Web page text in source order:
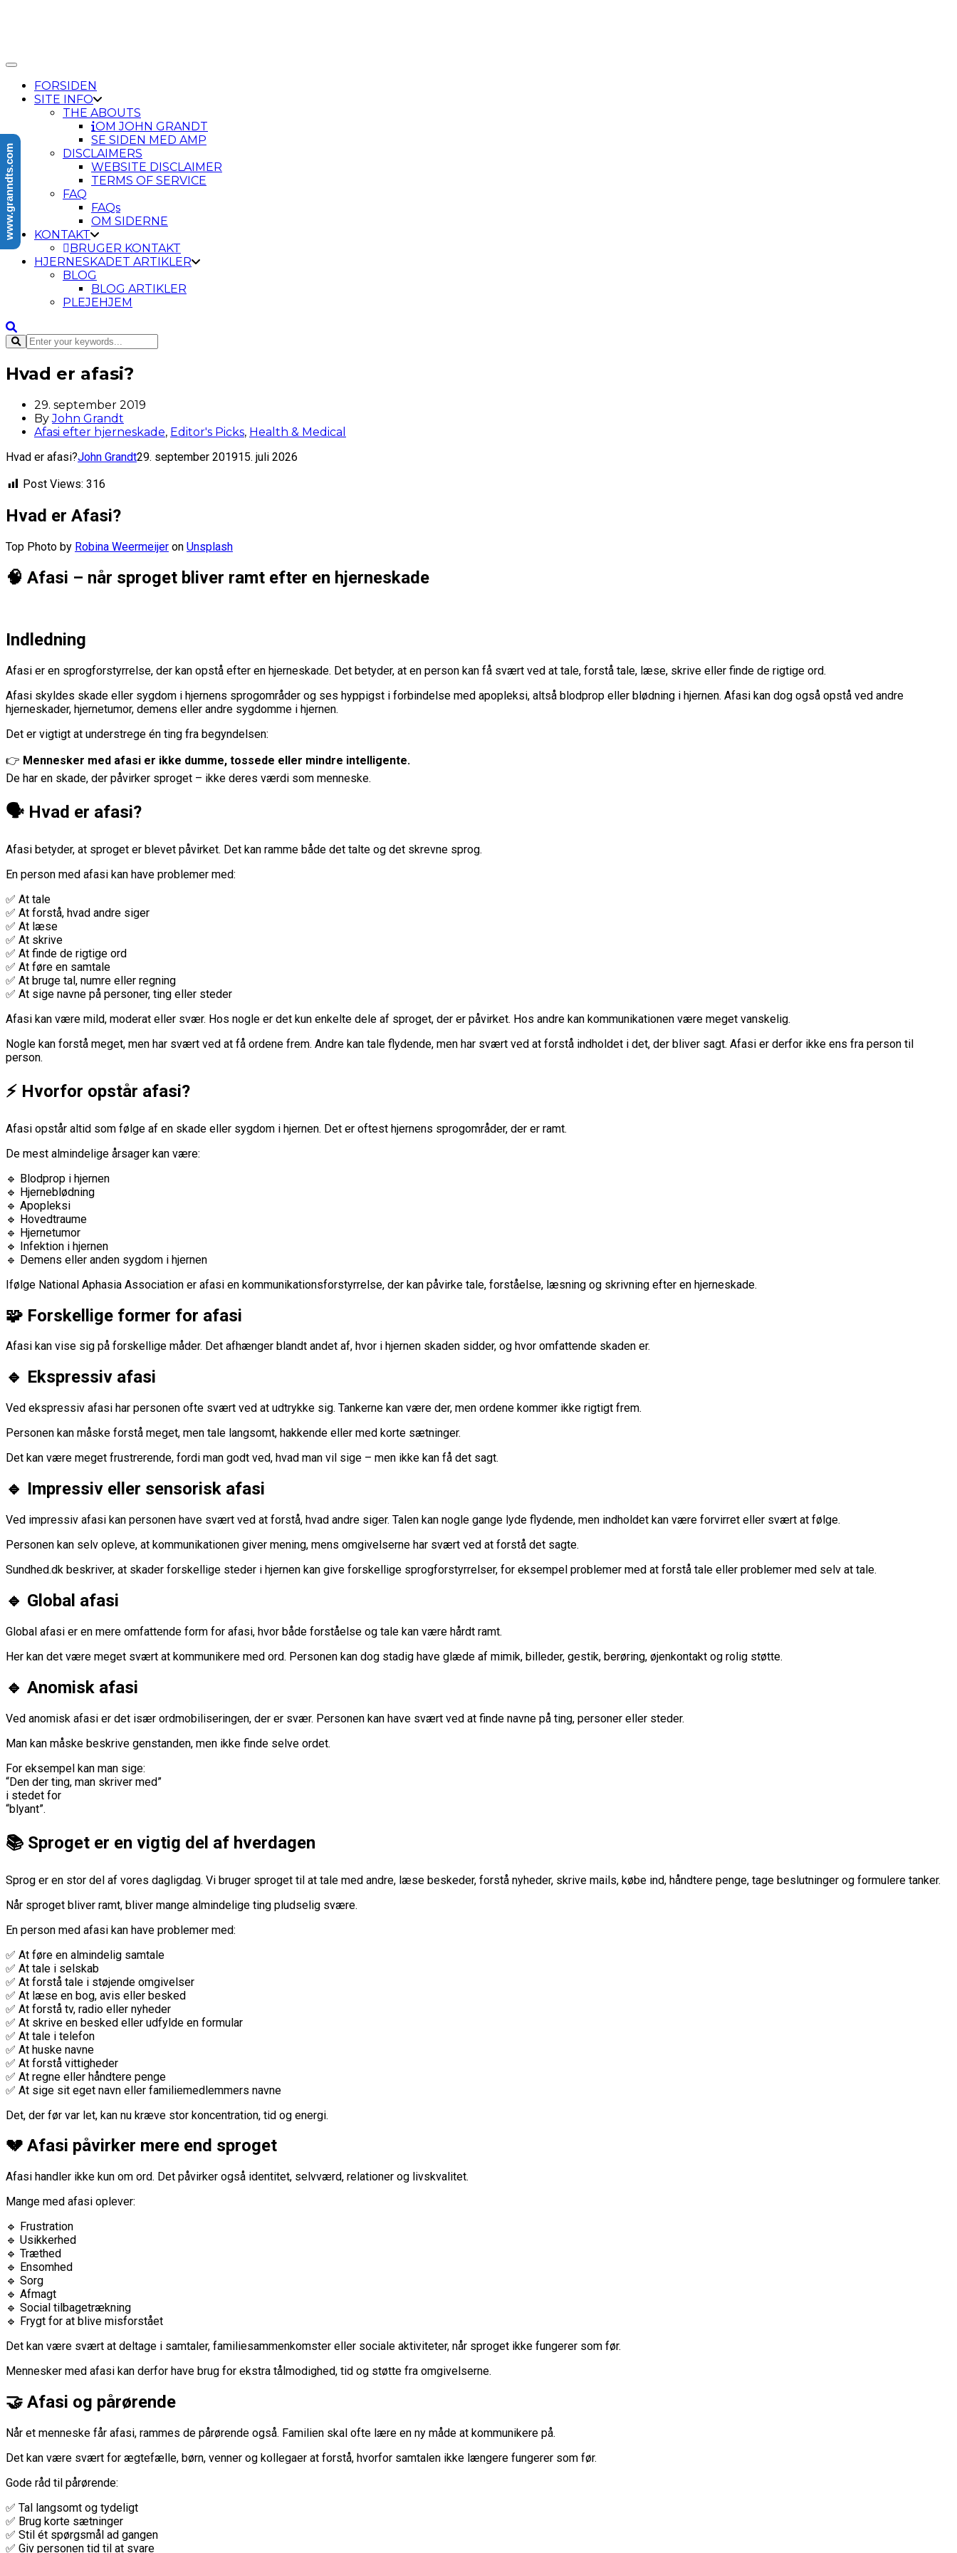
Toggle Navigation
FORSIDEN
SITE INFO
THE ABOUTS
OM JOHN GRANDT
SE SIDEN MED AMP
DISCLAIMERS
WEBSITE DISCLAIMER
TERMS OF SERVICE
FAQ
FAQs
OM SIDERNE
KONTAKT
BRUGER KONTAKT
HJERNESKADET ARTIKLER
BLOG
BLOG ARTIKLER
PLEJEHJEM
Hvad er afasi?
29. september 2019
ByJohn Grandt
Afasi efter hjerneskade, Editor's Picks, Health & Medical
Hvad er afasi?John Grandt29. september 201915. juli 2026
Post Views: 316
Hvad er Afasi?
Top Photo by Robina Weermeijer on Unsplash
🧠 Afasi – når sproget bliver ramt efter en hjerneskade
Indledning
Afasi er en sprogforstyrrelse, der kan opstå efter en hjerneskade. Det betyder, at en person kan få svært ved at tale, forstå tale, læse, skrive eller finde de rigtige ord.
Afasi skyldes skade eller sygdom i hjernens sprogområder og ses hyppigst i forbindelse med apopleksi, altså blodprop eller blødning i hjernen. Afasi kan dog også opstå ved andre
hjerneskader, hjernetumor, demens eller andre sygdomme i hjernen.
Det er vigtigt at understrege én ting fra begyndelsen:
👉 Mennesker med afasi er ikke dumme, tossede eller mindre intelligente.
De har en skade, der påvirker sproget – ikke deres værdi som menneske.
🗣️ Hvad er afasi?
Afasi betyder, at sproget er blevet påvirket. Det kan ramme både det talte og det skrevne sprog.
En person med afasi kan have problemer med:
✅ At tale
✅ At forstå, hvad andre siger
✅ At læse
✅ At skrive
✅ At finde de rigtige ord
✅ At føre en samtale
✅ At bruge tal, numre eller regning
✅ At sige navne på personer, ting eller steder
Afasi kan være mild, moderat eller svær. Hos nogle er det kun enkelte dele af sproget, der er påvirket. Hos andre kan kommunikationen være meget vanskelig.
Nogle kan forstå meget, men har svært ved at få ordene frem. Andre kan tale flydende, men har svært ved at forstå indholdet i det, der bliver sagt. Afasi er derfor ikke ens fra person til
person.
⚡ Hvorfor opstår afasi?
Afasi opstår altid som følge af en skade eller sygdom i hjernen. Det er oftest hjernens sprogområder, der er ramt.
De mest almindelige årsager kan være:
🔹 Blodprop i hjernen
🔹 Hjerneblødning
🔹 Apopleksi
🔹 Hovedtraume
🔹 Hjernetumor
🔹 Infektion i hjernen
🔹 Demens eller anden sygdom i hjernen
Ifølge National Aphasia Association er afasi en kommunikationsforstyrrelse, der kan påvirke tale, forståelse, læsning og skrivning efter en hjerneskade.
🧩 Forskellige former for afasi
Afasi kan vise sig på forskellige måder. Det afhænger blandt andet af, hvor i hjernen skaden sidder, og hvor omfattende skaden er.
🔹 Ekspressiv afasi
Ved ekspressiv afasi har personen ofte svært ved at udtrykke sig. Tankerne kan være der, men ordene kommer ikke rigtigt frem.
Personen kan måske forstå meget, men tale langsomt, hakkende eller med korte sætninger.
Det kan være meget frustrerende, fordi man godt ved, hvad man vil sige – men ikke kan få det sagt.
🔹 Impressiv eller sensorisk afasi
Ved impressiv afasi kan personen have svært ved at forstå, hvad andre siger. Talen kan nogle gange lyde flydende, men indholdet kan være forvirret eller svært at følge.
Personen kan selv opleve, at kommunikationen giver mening, mens omgivelserne har svært ved at forstå det sagte.
Sundhed.dk beskriver, at skader forskellige steder i hjernen kan give forskellige sprogforstyrrelser, for eksempel problemer med at forstå tale eller problemer med selv at tale.
🔹 Global afasi
Global afasi er en mere omfattende form for afasi, hvor både forståelse og tale kan være hårdt ramt.
Her kan det være meget svært at kommunikere med ord. Personen kan dog stadig have glæde af mimik, billeder, gestik, berøring, øjenkontakt og rolig støtte.
🔹 Anomisk afasi
Ved anomisk afasi er det især ordmobiliseringen, der er svær. Personen kan have svært ved at finde navne på ting, personer eller steder.
Man kan måske beskrive genstanden, men ikke finde selve ordet.
For eksempel kan man sige:
“Den der ting, man skriver med”
i stedet for
“blyant”.
📚 Sproget er en vigtig del af hverdagen
Sprog er en stor del af vores dagligdag. Vi bruger sproget til at tale med andre, læse beskeder, forstå nyheder, skrive mails, købe ind, håndtere penge, tage beslutninger og formulere tanker.
Når sproget bliver ramt, bliver mange almindelige ting pludselig svære.
En person med afasi kan have problemer med:
✅ At føre en almindelig samtale
✅ At tale i selskab
✅ At forstå tale i støjende omgivelser
✅ At læse en bog, avis eller besked
✅ At forstå tv, radio eller nyheder
✅ At skrive en besked eller udfylde en formular
✅ At tale i telefon
✅ At huske navne
✅ At forstå vittigheder
✅ At regne eller håndtere penge
✅ At sige sit eget navn eller familiemedlemmers navne
Det, der før var let, kan nu kræve stor koncentration, tid og energi.
💔 Afasi påvirker mere end sproget
Afasi handler ikke kun om ord. Det påvirker også identitet, selvværd, relationer og livskvalitet.
Mange med afasi oplever:
🔹 Frustration
🔹 Usikkerhed
🔹 Træthed
🔹 Ensomhed
🔹 Sorg
🔹 Afmagt
🔹 Social tilbagetrækning
🔹 Frygt for at blive misforstået
Det kan være svært at deltage i samtaler, familiesammenkomster eller sociale aktiviteter, når sproget ikke fungerer som før.
Mennesker med afasi kan derfor have brug for ekstra tålmodighed, tid og støtte fra omgivelserne.
🤝 Afasi og pårørende
Når et menneske får afasi, rammes de pårørende også. Familien skal ofte lære en ny måde at kommunikere på.
Det kan være svært for ægtefælle, børn, venner og kollegaer at forstå, hvorfor samtalen ikke længere fungerer som før.
Gode råd til pårørende:
✅ Tal langsomt og tydeligt
✅ Brug korte sætninger
✅ Stil ét spørgsmål ad gangen
✅ Giv personen tid til at svare
www.granndts.com